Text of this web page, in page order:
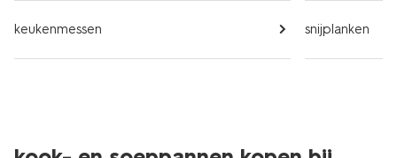
keukenmessen snijplanken